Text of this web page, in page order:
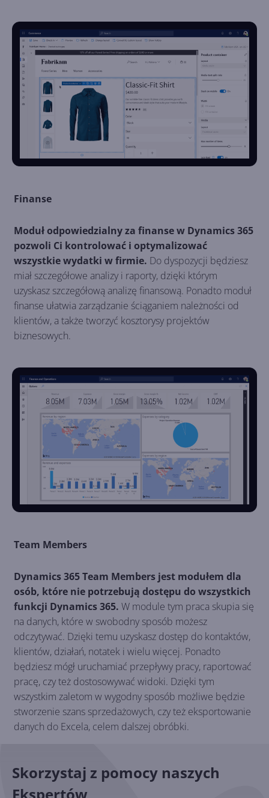
Finanse
Moduł odpowiedzialny za finanse w Dynamics 365
pozwoli Ci kontrolować i optymalizować
wszystkie wydatki w firmie. Do dyspozycji będziesz
miał szczegółowe analizy i raporty, dzięki którym
uzyskasz szczegółową analizę finansową. Ponadto moduł
finanse ułatwia zarządzanie ściąganiem należności od
klientów, a także tworzyć kosztorysy projektów
biznesowych.
Team Members
Dynamics 365 Team Members jest modułem dla
osób, które nie potrzebują dostępu do wszystkich
funkcji Dynamics 365. W module tym praca skupia się
na danych, które w swobodny sposób możesz
odczytywać. Dzięki temu uzyskasz dostęp do kontaktów,
klientów, działań, notatek i wielu więcej. Ponadto
będziesz mógł uruchamiać przepływy pracy, raportować
pracę, czy też dostosowywać widoki. Dzięki tym
wszystkim zaletom w wygodny sposób możliwe będzie
stworzenie szans sprzedażowych, czy też eksportowanie
danych do Excela, celem dalszej obróbki.
Skorzystaj z pomocy naszych
Ekspertów